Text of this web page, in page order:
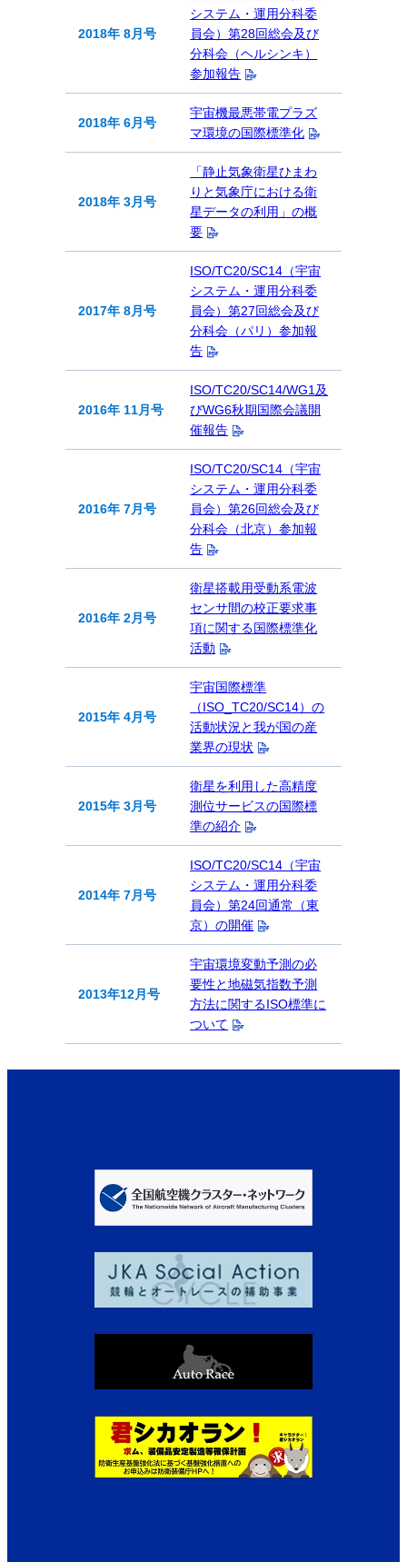
2018年 8月号
システム・運用分科委
員会）第28回総会及び
分科会（ヘルシンキ）
参加報告
2018年 6月号
宇宙機最悪帯電プラズ
マ環境の国際標準化
2018年 3月号
「静止気象衛星ひまわ
りと気象庁における衛
星データの利用」の概
要
2017年 8月号
ISO/TC20/SC14（宇宙
システム・運用分科委
員会）第27回総会及び
分科会（パリ）参加報
告
2016年 11月号
ISO/TC20/SC14/WG1及
びWG6秋期国際会議開
催報告
2016年 7月号
ISO/TC20/SC14（宇宙
システム・運用分科委
員会）第26回総会及び
分科会（北京）参加報
告
2016年 2月号
衛星搭載用受動系電波
センサ間の校正要求事
項に関する国際標準化
活動
2015年 4月号
宇宙国際標準
（ISO_TC20/SC14）の
活動状況と我が国の産
業界の現状
2015年 3月号
衛星を利用した高精度
測位サービスの国際標
準の紹介
2014年 7月号
ISO/TC20/SC14（宇宙
システム・運用分科委
員会）第24回通常（東
京）の開催
2013年12月号
宇宙環境変動予測の必
要性と地磁気指数予測
方法に関するISO標準に
ついて